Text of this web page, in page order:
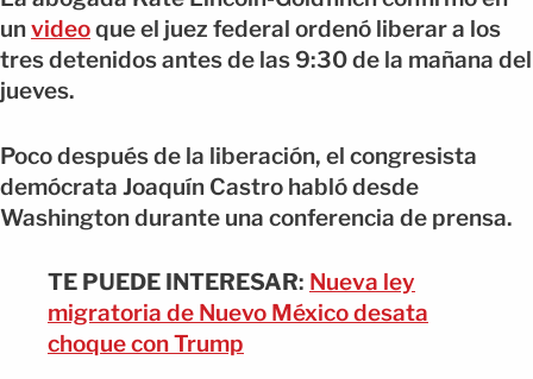
unvideoque el juez federal ordenó liberar a los
tres detenidos antes de las 9:30 de la mañana del
jueves.
Poco después de la liberación, el congresista
demócrata Joaquín Castro habló desde
Washington durante una conferencia de prensa.
TE PUEDE INTERESAR: Nueva ley
migratoria de Nuevo México desata
choque con Trump